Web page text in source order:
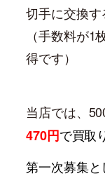
切手に交換す
（手数料が
得です）
当店では、
470円で買取
第一次募集と